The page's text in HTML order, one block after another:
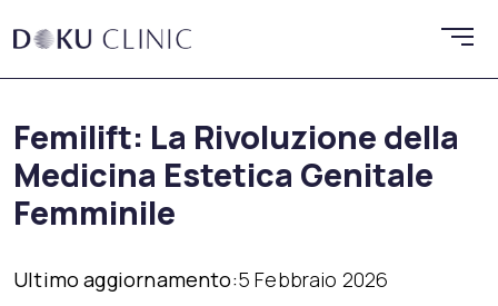
Femilift: La Rivoluzione della
Medicina Estetica Genitale
Femminile
Ultimo aggiornamento:5 Febbraio 2026